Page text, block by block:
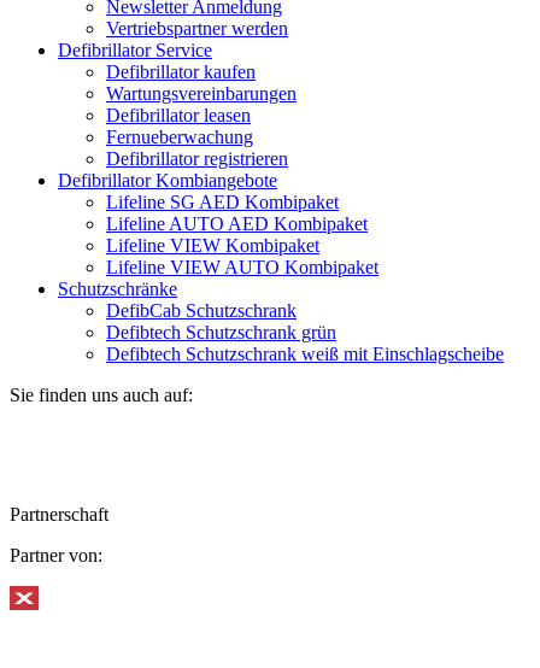
Newsletter Anmeldung
Vertriebspartner werden
Defibrillator Service
Defibrillator kaufen
Wartungsvereinbarungen
Defibrillator leasen
Fernueberwachung
Defibrillator registrieren
Defibrillator Kombiangebote
Lifeline SG AED Kombipaket
Lifeline AUTO AED Kombipaket
Lifeline VIEW Kombipaket
Lifeline VIEW AUTO Kombipaket
Schutzschränke
DefibCab Schutzschrank
Defibtech Schutzschrank grün
Defibtech Schutzschrank weiß mit Einschlagscheibe
Sie finden uns auch auf:
Partnerschaft
Partner von: